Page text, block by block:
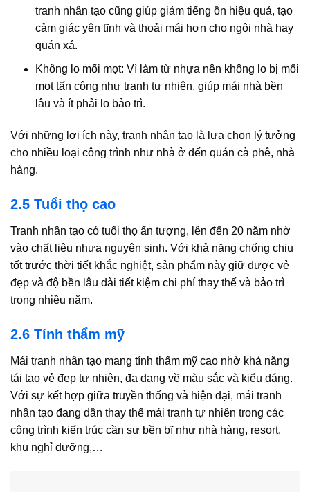
tranh nhân tạo cũng giúp giảm tiếng ồn hiệu quả, tạo
cảm giác yên tĩnh và thoải mái hơn cho ngôi nhà hay
quán xá.
Không lo mối mọt: Vì làm từ nhựa nên không lo bị mối
mọt tấn công như tranh tự nhiên, giúp mái nhà bền
lâu và ít phải lo bảo trì.
Với những lợi ích này, tranh nhân tạo là lựa chọn lý tưởng
cho nhiều loại công trình như nhà ở đến quán cà phê, nhà
hàng.
2.5 Tuổi thọ cao
Tranh nhân tạo có tuổi thọ ấn tượng, lên đến 20 năm nhờ
vào chất liệu nhựa nguyên sinh. Với khả năng chống chịu
tốt trước thời tiết khắc nghiệt, sản phẩm này giữ được vẻ
đẹp và độ bền lâu dài tiết kiệm chi phí thay thế và bảo trì
trong nhiều năm.
2.6 Tính thẩm mỹ
Mái tranh nhân tạo mang tính thẩm mỹ cao nhờ khả năng
tái tạo vẻ đẹp tự nhiên, đa dạng về màu sắc và kiểu dáng.
Với sự kết hợp giữa truyền thống và hiện đại, mái tranh
nhân tạo đang dần thay thế mái tranh tự nhiên trong các
công trình kiến trúc cần sự bền bĩ như nhà hàng, resort,
khu nghỉ dưỡng,…